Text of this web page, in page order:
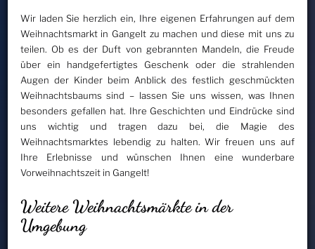
Wir laden Sie herzlich ein, Ihre eigenen Erfahrungen auf dem
Weihnachtsmarkt in Gangelt zu machen und diese mit uns zu
teilen. Ob es der Duft von gebrannten Mandeln, die Freude
über ein handgefertigtes Geschenk oder die strahlenden
Augen der Kinder beim Anblick des festlich geschmückten
Weihnachtsbaums sind – lassen Sie uns wissen, was Ihnen
besonders gefallen hat. Ihre Geschichten und Eindrücke sind
uns wichtig und tragen dazu bei, die Magie des
Weihnachtsmarktes lebendig zu halten. Wir freuen uns auf
Ihre Erlebnisse und wünschen Ihnen eine wunderbare
Vorweihnachtszeit in Gangelt!
Weitere Weihnachtsmärkte in der
Umgebung